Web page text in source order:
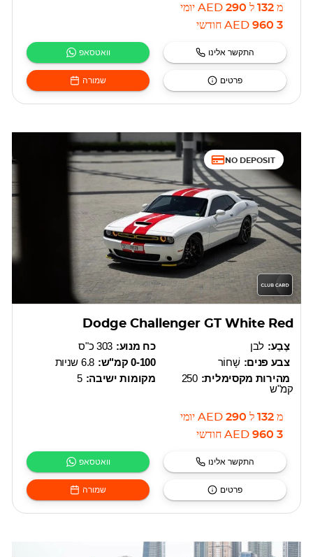
מ 132 ל 290
AED יומי
3 960
AED חודשי
וואטסאפ התקשר אלינו
שמורה פרטים
NO DEPOSIT
Dodge Challenger GT White Red
כח מנוע: 303 כ"ס
0-100 קמ"ש:
6.8 שניות
מקומות ישיבה: 5
צֶבַע: לבן
צבע פנים: שָׁחוֹר
מהירות מקסימלית: 250
קמ"ש
מ 132 ל 290
AED יומי
3 960
AED חודשי
וואטסאפ התקשר אלינו
שמורה פרטים